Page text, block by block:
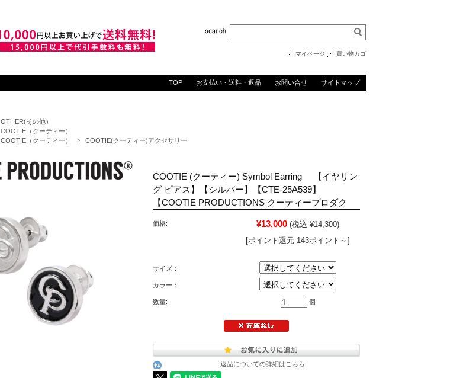
マイページ 買い物カゴ
TOP お支払い・送料・返品 お問い合せ サイトマップ
OTHER(その他）
COOTIE（クーティー）
COOTIE（クーティー） COOTIE(クーティー)アクセサリー
COOTIE (クーティー) Symbol Earring 【イヤリン
グ ピアス】【シルバー】【CTE-25A539】
【COOTIE PRODUCTIONS クーティープロダク
価格: ¥13,000 (税込 ¥14,300)
[ポイント還元 143ポイント～]
サイズ：
カラー：
数量: 個
返品についての詳細はこちら